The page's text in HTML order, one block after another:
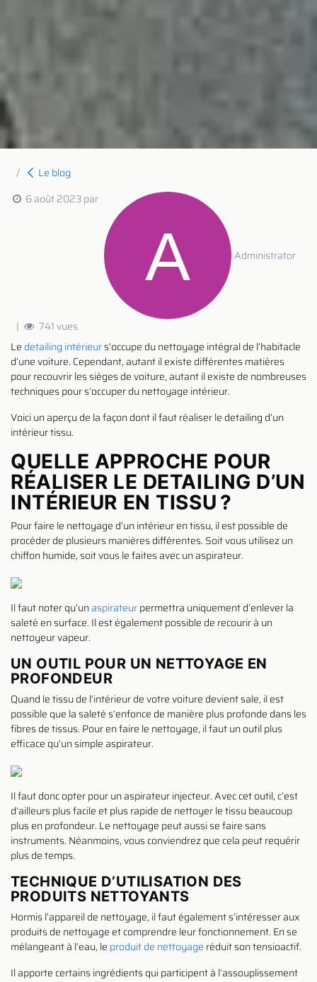
Le blog
6 août 2023par
Administrator
|
741 vues
Le detailing intérieurs’occupe du nettoyage intégral de l’habitacle
d’une voiture. Cependant, autant il existe différentes matières
pour recouvrir les sièges de voiture, autant il existe de nombreuses
techniques pour s’occuper du nettoyage intérieur.
Voici un aperçu de la façon dont il faut réaliser le detailing d’un
intérieur tissu.
QUELLE APPROCHE POUR
RÉALISER LE DETAILING D’UN
INTÉRIEUR EN TISSU ?
Pour faire le nettoyage d’un intérieur en tissu, il est possible de
procéder de plusieurs manières différentes. Soit vous utilisez un
chiffon humide, soit vous le faites avec un aspirateur.
Il faut noter qu’unaspirateurpermettra uniquement d’enlever la
saleté en surface. Il est également possible de recourir à un
nettoyeur vapeur.
UN OUTIL POUR UN NETTOYAGE EN
PROFONDEUR
Quand le tissu de l’intérieur de votre voiture devient sale, il est
possible que la saleté s’enfonce de manière plus profonde dans les
fibres de tissus. Pour en faire le nettoyage, il faut un outil plus
efficace qu’un simple aspirateur.
Il faut donc opter pour un aspirateur injecteur. Avec cet outil, c’est
d’ailleurs plus facile et plus rapide de nettoyer le tissu beaucoup
plus en profondeur. Le nettoyage peut aussi se faire sans
instruments. Néanmoins, vous conviendrez que cela peut requérir
plus de temps.
TECHNIQUE D’UTILISATION DES
PRODUITS NETTOYANTS
Hormis l’appareil de nettoyage, il faut également s’intéresser aux
produits de nettoyage et comprendre leur fonctionnement. En se
mélangeant à l’eau, le produit de nettoyage réduit son tensioactif.
Il apporte certains ingrédients qui participent à l’assouplissement